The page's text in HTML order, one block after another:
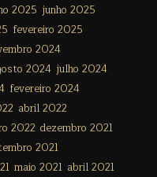
2025 junho 2025
fevereiro 2025
2024
2024 julho 2024
fevereiro 2024
abril 2022
2022 dezembro 2021
2021
maio 2021 abril 2021